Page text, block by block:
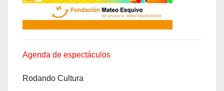
Agenda de espectáculos
Rodando Cultura